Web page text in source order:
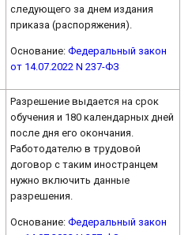
следующего за днем издания
приказа (распоряжения).
Основание:Федеральный закон
от 14.07.2022 N 237-ФЗ
Разрешение выдается на срок
обучения и 180 календарных дней
после дня его окончания.
Работодателю в трудовой
договор с таким иностранцем
нужно включить данные
разрешения.
Основание:Федеральный закон